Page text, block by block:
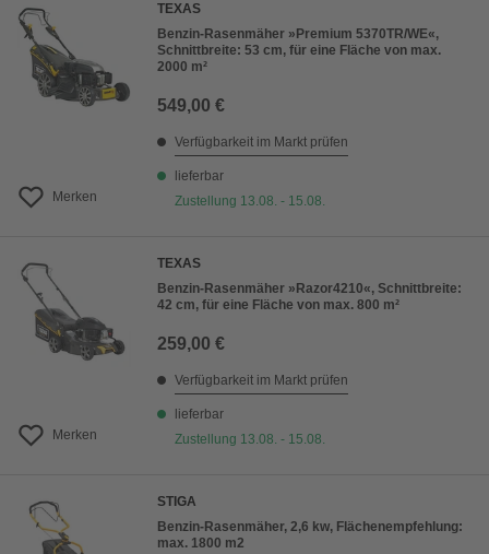
Merken
TEXAS
Benzin-Rasenmäher »Premium 5370TR/WE«,
Schnittbreite: 53 cm, für eine Fläche von max.
2000 m²
549,00 €
Verfügbarkeit im Markt prüfen
lieferbar
Zustellung 13.08. - 15.08.
Merken
TEXAS
Benzin-Rasenmäher »Razor4210«, Schnittbreite:
42 cm, für eine Fläche von max. 800 m²
259,00 €
Verfügbarkeit im Markt prüfen
lieferbar
Zustellung 13.08. - 15.08.
STIGA
Benzin-Rasenmäher, 2,6 kw, Flächenempfehlung:
max. 1800 m2